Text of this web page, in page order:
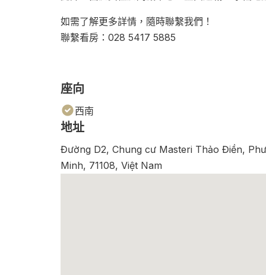
如需了解更多詳情，隨時聯繫我們！
聯繫看房：028 5417 5885
座向
西南
地址
Đường D2, Chung cư Masteri Thảo Điền,
Minh, 71108, Việt Nam